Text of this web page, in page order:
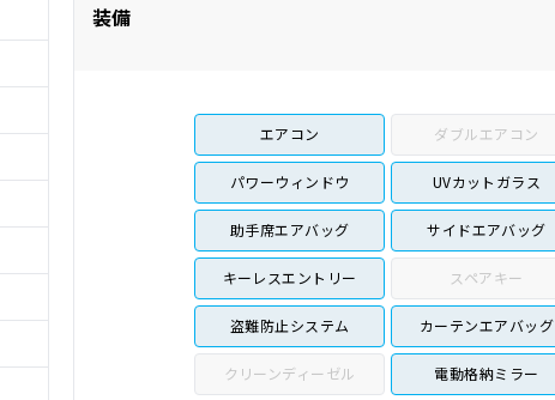
装備
エアコン ダブルエアコン
パワーウィンドウ UVカットガラス
助手席エアバッグ サイドエアバッグ
キーレスエントリー スペアキー
盗難防止システム カーテンエアバッグ
クリーンディーゼル 電動格納ミラー